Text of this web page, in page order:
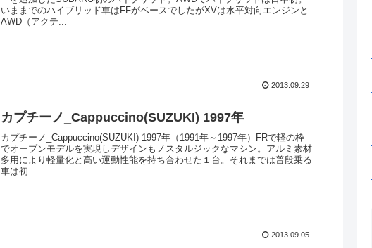
いままでのハイブリッド車はFFがベースでしたがXVは水平対向エンジンと
AWD（アクテ...
2013.09.29
カプチーノ_Cappuccino(SUZUKI) 1997年
カプチーノ_Cappuccino(SUZUKI) 1997年（1991年～1997年）FRで軽の枠
でオープンモデルを実現しデザインもノスタルジックなマシン。アルミ素材
多用により軽量化と高い運動性能を持ち合わせた１台。それまでは普段乗る
車は初...
2013.09.05